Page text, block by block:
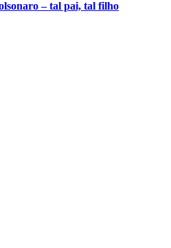
– tal pai, tal filho